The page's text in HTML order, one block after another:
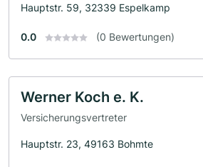
Hauptstr. 59, 32339 Espelkamp
0.0 (0 Bewertungen)
Werner Koch e. K.
Versicherungsvertreter
Hauptstr. 23, 49163 Bohmte